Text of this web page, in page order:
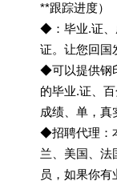
**跟踪进度
◆：毕业.证、
证。让您回国
◆可以提供钢
的毕业.证、
成绩、单，真
◆招聘代理：
兰、美国、法
员，如果你